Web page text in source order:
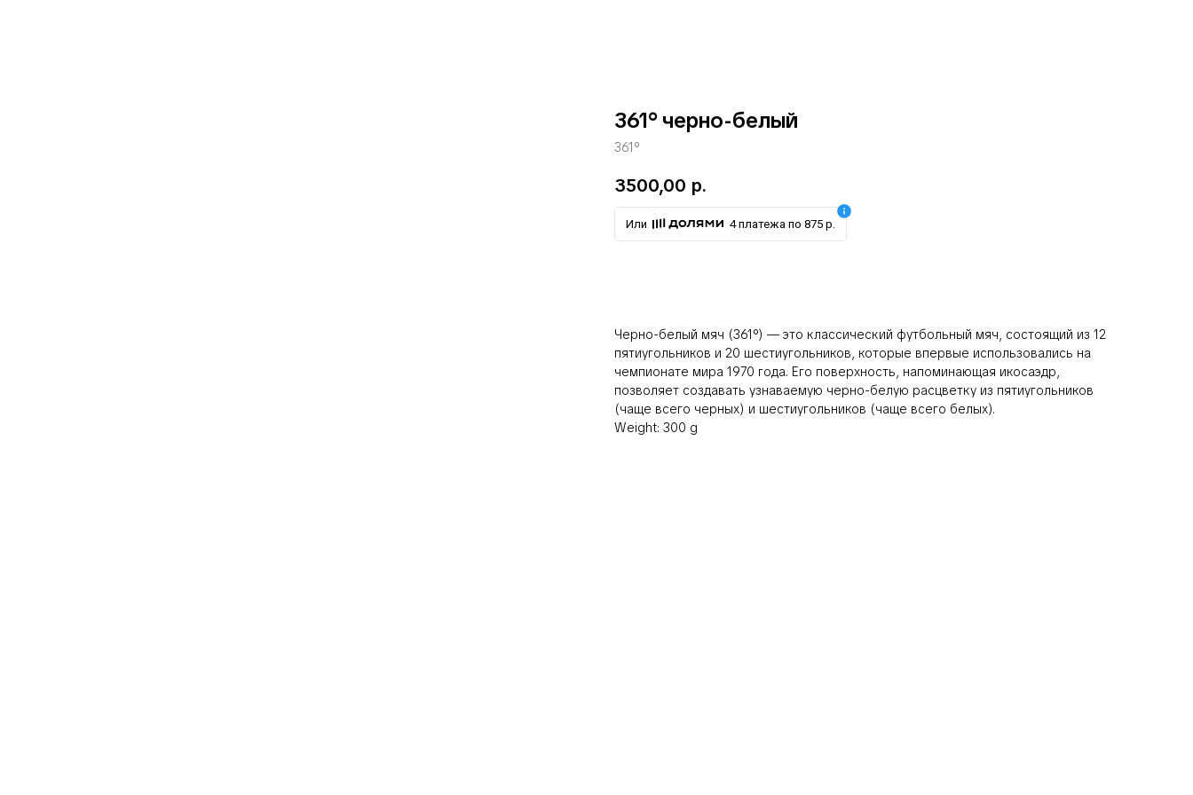
361° черно-белый
361°
3500,00 р.
Или 4 платежа по 875 р.
Черно-белый мяч (361°) — это классический футбольный мяч, состоящий из 12
пятиугольников и 20 шестиугольников, которые впервые использовались на
чемпионате мира 1970 года. Его поверхность, напоминающая икосаэдр,
позволяет создавать узнаваемую черно-белую расцветку из пятиугольников
(чаще всего черных) и шестиугольников (чаще всего белых).
Weight: 300 g